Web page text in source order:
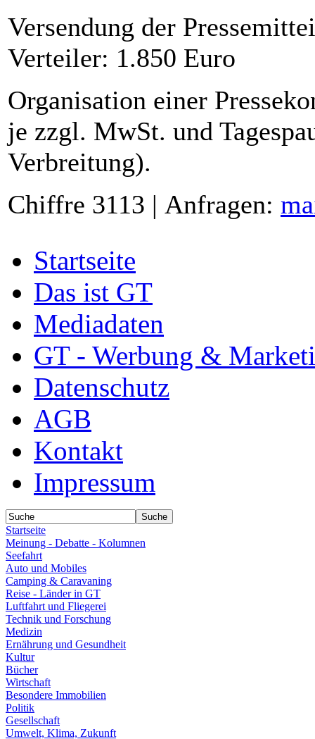
Versendung der
Verteiler: 1.850 Euro
Organisation einer
je zzgl. MwSt. und
Verbreitung).
Chiffre 3113 | Anfragen:
Startseite
Das ist GT
Mediadaten
GT - Werbung &
Datenschutz
AGB
Kontakt
Impressum
Startseite
Meinung - Debatte - Kolumnen
Seefahrt
Auto und Mobiles
Camping & Caravaning
Reise - Länder in GT
Luftfahrt und Fliegerei
Technik und Forschung
Medizin
Ernährung und Gesundheit
Kultur
Bücher
Wirtschaft
Besondere Immobilien
Politik
Gesellschaft
Umwelt, Klima, Zukunft